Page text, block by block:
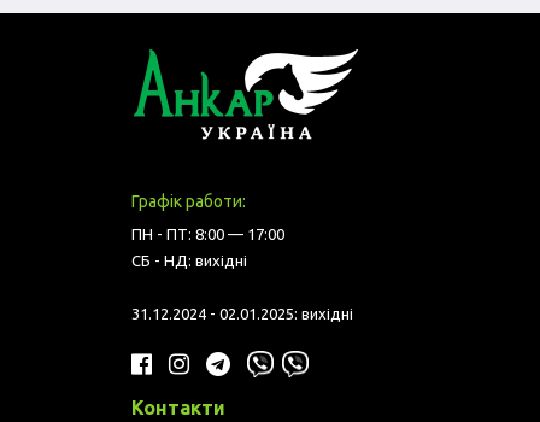
Графік работи:
ПН - ПТ: 8:00 — 17:00
СБ - НД: вихідні
31.12.2024 - 02.01.2025: вихідні
Контакти